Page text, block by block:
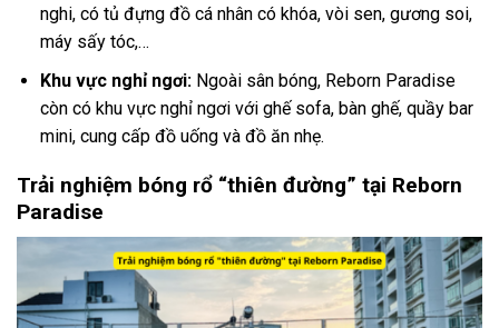
nghi, có tủ đựng đồ cá nhân có khóa, vòi sen, gương soi,
máy sấy tóc,…
Khu vực nghỉ ngơi:Ngoài sân bóng, Reborn Paradise
còn có khu vực nghỉ ngơi với ghế sofa, bàn ghế, quầy bar
mini, cung cấp đồ uống và đồ ăn nhẹ.
Trải nghiệm bóng rổ “thiên đường” tại Reborn
Paradise